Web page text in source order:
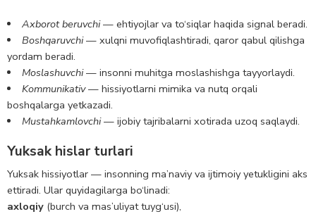
Axborot beruvchi— ehtiyojlar va to‘siqlar haqida signal beradi.
Boshqaruvchi— xulqni muvofiqlashtiradi, qaror qabul qilishga
yordam beradi.
Moslashuvchi— insonni muhitga moslashishga tayyorlaydi.
Kommunikativ— hissiyotlarni mimika va nutq orqali
boshqalarga yetkazadi.
Mustahkamlovchi— ijobiy tajribalarni xotirada uzoq saqlaydi.
Yuksak hislar turlari
Yuksak hissiyotlar — insonning ma’naviy va ijtimoiy yetukligini aks
ettiradi. Ular quyidagilarga bo‘linadi:
axloqiy (burch va mas’uliyat tuyg‘usi),